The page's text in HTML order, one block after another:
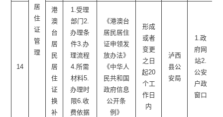
居
住
证
管
理
14
港
澳
台
居
民
居
住
证
换
补
1.受理
部门2.
办理条
件3.办
理流程
4.所需
材料5.
办理时
限6.收
费依据
《港澳台
居民居住
证申领发
放办法》
《中华人
民共和国
政府信息
公开条
例》
形成
或者
变更
之日
起20
个工
作日
内
泸西
县公
安局
1.政
府网
站2.
公安
户政
窗口